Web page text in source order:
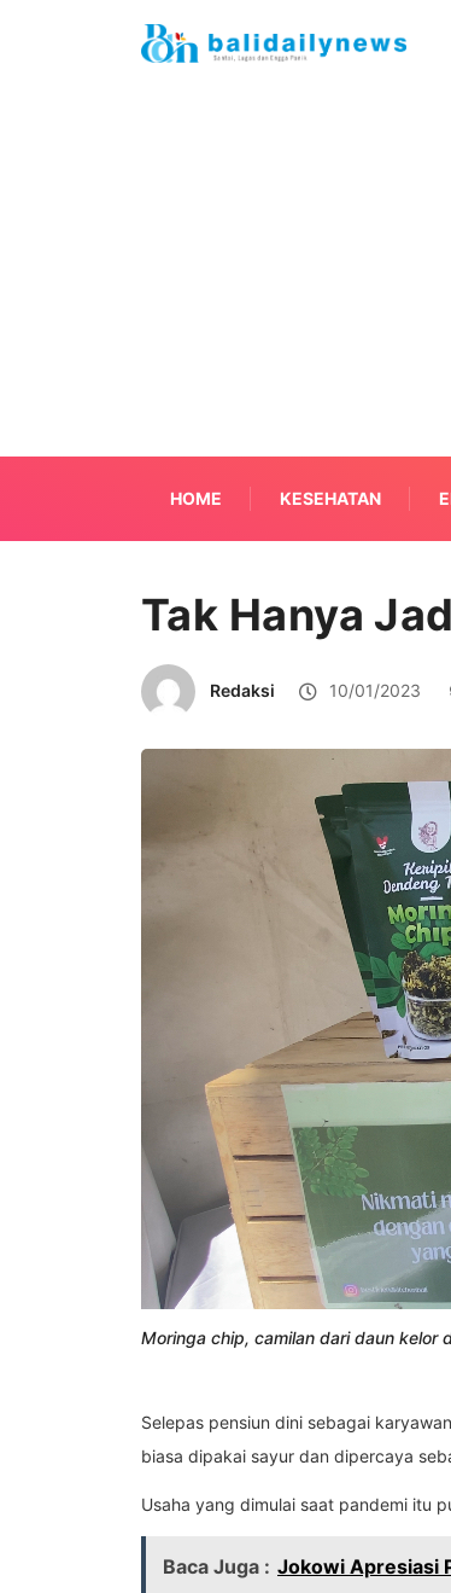
HOME KESEHATAN
Tak Hanya
Redaksi 10/01/2023
Moringa chip, camilan dari daun kelor
Selepas pensiun dini sebagai
biasa dipakai sayur dan dipercaya
Usaha yang dimulai saat pandemi itu
Baca Juga : Jokowi Apresiasi